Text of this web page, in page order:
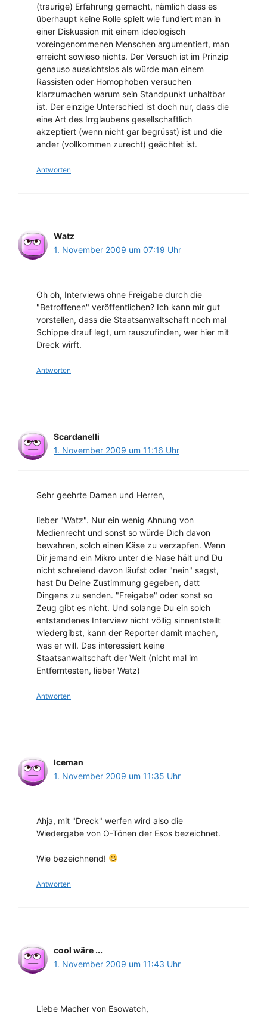
(traurige) Erfahrung gemacht, nämlich dass es
überhaupt keine Rolle spielt wie fundiert man in
einer Diskussion mit einem ideologisch
voreingenommenen Menschen argumentiert, man
erreicht sowieso nichts. Der Versuch ist im Prinzip
genauso aussichtslos als würde man einem
Rassisten oder Homophoben versuchen
klarzumachen warum sein Standpunkt unhaltbar
ist. Der einzige Unterschied ist doch nur, dass die
eine Art des Irrglaubens gesellschaftlich
akzeptiert (wenn nicht gar begrüsst) ist und die
ander (vollkommen zurecht) geächtet ist.
Antworten
Watz
1. November 2009 um 07:19 Uhr
Oh oh, Interviews ohne Freigabe durch die
"Betroffenen" veröffentlichen? Ich kann mir gut
vorstellen, dass die Staatsanwaltschaft noch mal
Schippe drauf legt, um rauszufinden, wer hier mit
Dreck wirft.
Antworten
Scardanelli
1. November 2009 um 11:16 Uhr
Sehr geehrte Damen und Herren,
lieber "Watz". Nur ein wenig Ahnung von
Medienrecht und sonst so würde Dich davon
bewahren, solch einen Käse zu verzapfen. Wenn
Dir jemand ein Mikro unter die Nase hält und Du
nicht schreiend davon läufst oder "nein" sagst,
hast Du Deine Zustimmung gegeben, datt
Dingens zu senden. "Freigabe" oder sonst so
Zeug gibt es nicht. Und solange Du ein solch
entstandenes Interview nicht völlig sinnentstellt
wiedergibst, kann der Reporter damit machen,
was er will. Das interessiert keine
Staatsanwaltschaft der Welt (nicht mal im
Entferntesten, lieber Watz)
Antworten
Iceman
1. November 2009 um 11:35 Uhr
Ahja, mit "Dreck" werfen wird also die
Wiedergabe von O-Tönen der Esos bezeichnet.
Wie bezeichnend!
Antworten
cool wäre ...
1. November 2009 um 11:43 Uhr
Liebe Macher von Esowatch,